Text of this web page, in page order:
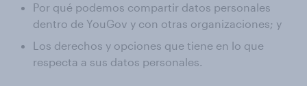
Por qué podemos compartir datos personales
dentro de YouGov y con otras organizaciones; y
Los derechos y opciones que tiene en lo que
respecta a sus datos personales.